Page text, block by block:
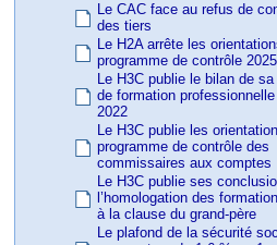
Le CAC face au refus de
des tiers
Le H2A arrête les
programme de contrôle 2025
Le H3C publie le bilan de
de formation
2022
Le H3C publie les
programme de contrôle des
commissaires aux comptes
Le H3C publie ses
l’homologation des
à la clause du grand-père
Le plafond de la sécurité